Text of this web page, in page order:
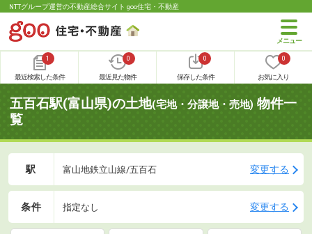
NTTグループ運営の不動産総合サイト goo住宅・不動産
1
最近検索した条件
0
最近見た物件
0
保存した条件
0
お気に入り
五百石駅(富山県)の土地(宅地・分譲地・売地) 物件一
覧
駅 富山地鉄立山線/五百石 変更する
条件 指定なし 変更する